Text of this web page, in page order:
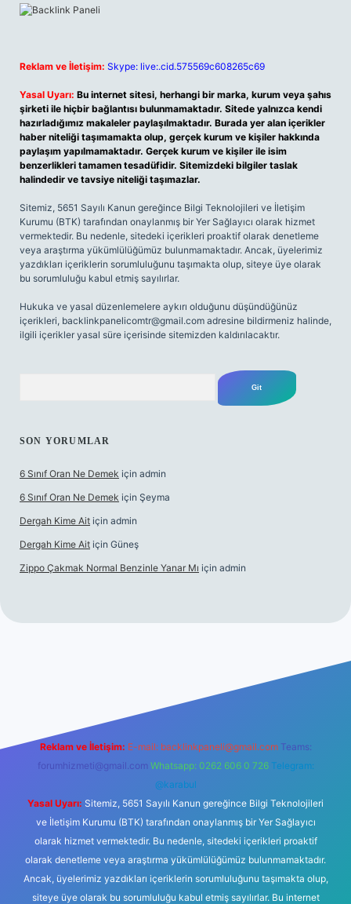
Reklam ve İletişim: Skype: live:.cid.575569c608265c69
Yasal Uyarı: Bu internet sitesi, herhangi bir marka, kurum veya şahıs
şirketi ile hiçbir bağlantısı bulunmamaktadır. Sitede yalnızca kendi
hazırladığımız makaleler paylaşılmaktadır. Burada yer alan içerikler
haber niteliği taşımamakta olup, gerçek kurum ve kişiler hakkında
paylaşım yapılmamaktadır. Gerçek kurum ve kişiler ile isim
benzerlikleri tamamen tesadüfidir. Sitemizdeki bilgiler taslak
halindedir ve tavsiye niteliği taşımazlar.
Sitemiz, 5651 Sayılı Kanun gereğince Bilgi Teknolojileri ve İletişim
Kurumu (BTK) tarafından onaylanmış bir Yer Sağlayıcı olarak hizmet
vermektedir. Bu nedenle, sitedeki içerikleri proaktif olarak denetleme
veya araştırma yükümlülüğümüz bulunmamaktadır. Ancak, üyelerimiz
yazdıkları içeriklerin sorumluluğunu taşımakta olup, siteye üye olarak
bu sorumluluğu kabul etmiş sayılırlar.
Hukuka ve yasal düzenlemelere aykırı olduğunu düşündüğünüz
içerikleri, backlinkpanelicomtr@gmail.com adresine bildirmeniz halinde,
ilgili içerikler yasal süre içerisinde sitemizden kaldırılacaktır.
SON YORUMLAR
6 Sınıf Oran Ne Demek için admin
6 Sınıf Oran Ne Demek için Şeyma
Dergah Kime Ait için admin
Dergah Kime Ait için Güneş
Zippo Çakmak Normal Benzinle Yanar Mı için admin
Reklam ve İletişim: E-mail: backlinkpaneli@gmail.com Teams:
forumhizmeti@gmail.com Whatsapp: 0262 606 0 726 Telegram:
@karabul
Yasal Uyarı: Sitemiz, 5651 Sayılı Kanun gereğince Bilgi Teknolojileri
ve İletişim Kurumu (BTK) tarafından onaylanmış bir Yer Sağlayıcı
olarak hizmet vermektedir. Bu nedenle, sitedeki içerikleri proaktif
olarak denetleme veya araştırma yükümlülüğümüz bulunmamaktadır.
Ancak, üyelerimiz yazdıkları içeriklerin sorumluluğunu taşımakta olup,
siteye üye olarak bu sorumluluğu kabul etmiş sayılırlar. Bu internet